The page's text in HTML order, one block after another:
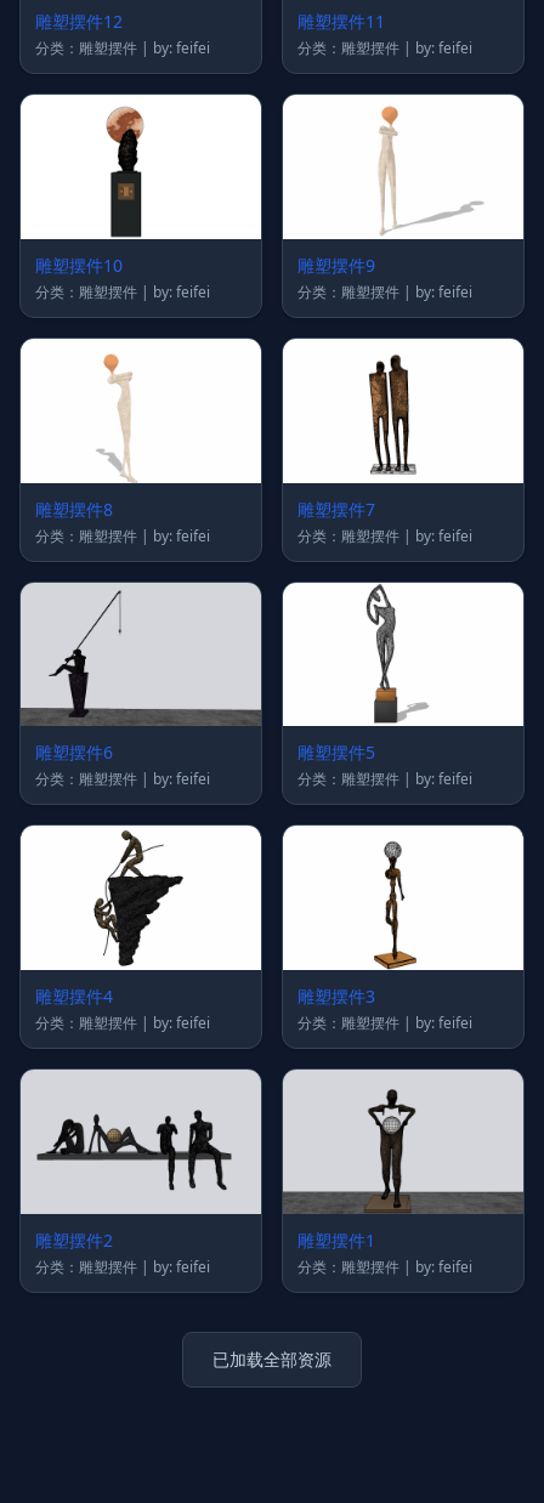
雕塑摆件12
分类：雕塑摆件 | by: feifei
雕塑摆件11
分类：雕塑摆件 | by: feifei
雕塑摆件10
分类：雕塑摆件 | by: feifei
雕塑摆件9
分类：雕塑摆件 | by: feifei
雕塑摆件8
分类：雕塑摆件 | by: feifei
雕塑摆件7
分类：雕塑摆件 | by: feifei
雕塑摆件6
分类：雕塑摆件 | by: feifei
雕塑摆件5
分类：雕塑摆件 | by: feifei
雕塑摆件4
分类：雕塑摆件 | by: feifei
雕塑摆件3
分类：雕塑摆件 | by: feifei
雕塑摆件2
分类：雕塑摆件 | by: feifei
雕塑摆件1
分类：雕塑摆件 | by: feifei
已加载全部资源